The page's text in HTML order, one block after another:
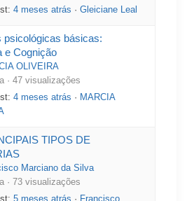
4 meses atrás · Gleiciane Leal
psicológicas básicas:
e Cognição
OLIVEIRA
· 47 visualizações
4 meses atrás · MARCIA
TIPOS DE
Marciano da Silva
· 73 visualizações
5 meses atrás · Francisco